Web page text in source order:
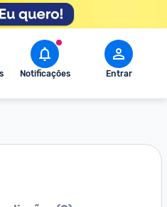
Notificações Entrar